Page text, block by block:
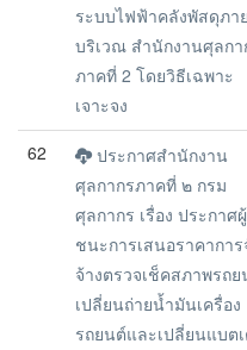
ระบบไฟฟ้าคลังพัสดุภา
บริเวณ สำนักงานศุลกา
ภาคที่ 2 โดยวิธีเฉพาะ
เจาะจง
62
ประกาศสำนักงาน
ศุลกากรภาคที่ ๒ กรม
ศุลกากร เรื่อง ประกาศผู้
ชนะการเสนอราคาการ
จ้างตรวจเช็คสภาพรถย
เปลี่ยนถ่ายน้ำมันเครื่อง
รถยนต์และเปลี่ยนแบต